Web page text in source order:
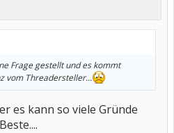
Frage gestellt und es kommt
vom Threadersteller...
es kann so viele Gründe